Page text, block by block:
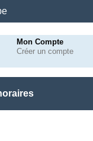
Mon Compte
Créer un compte